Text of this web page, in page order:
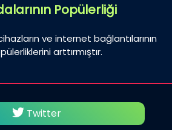
Popülerliği
ve internet bağlantılarının
arttırmıştır.
Twitter